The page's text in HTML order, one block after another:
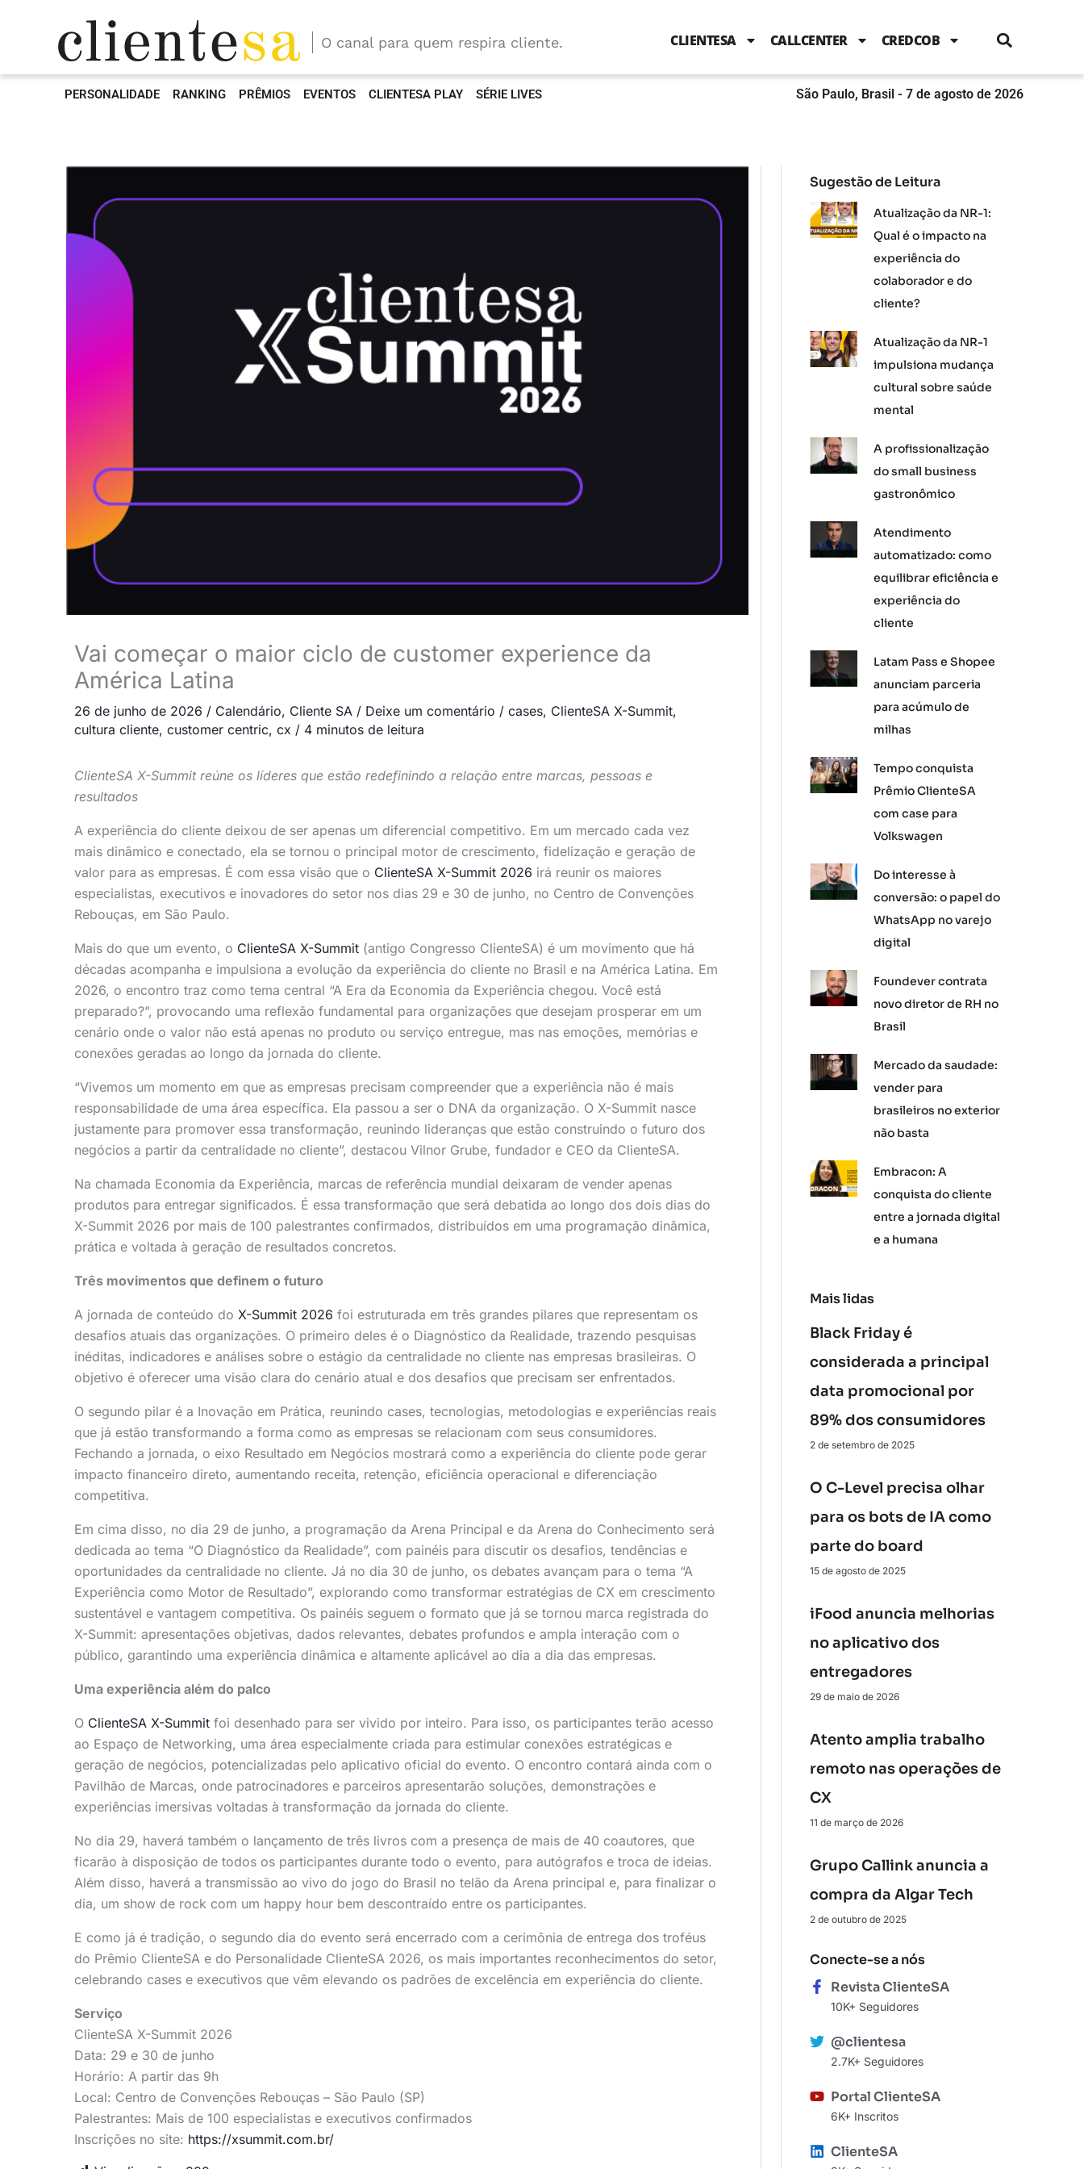
b
o
k
t
e
b
n
g
a
m
O canal para quem respira cliente. CLIENTESA CALLCENTER CREDCOB
PERSONALIDADE RANKING PRÊMIOS EVENTOS CLIENTESA PLAY SÉRIE LIVES São Paulo, Brasil - 7 de agosto de 2026
Vai começar o maior ciclo de customer experience da
América Latina
26 de junho de 2026 / Calendário, Cliente SA / Deixe um comentário / cases, ClienteSA X-Summit,
cultura cliente, customer centric, cx / 4 minutos de leitura
ClienteSA X-Summit reúne os líderes que estão redefinindo a relação entre marcas, pessoas e
resultados
A experiência do cliente deixou de ser apenas um diferencial competitivo. Em um mercado cada vez
mais dinâmico e conectado, ela se tornou o principal motor de crescimento, fidelização e geração de
valor para as empresas. É com essa visão que o ClienteSA X-Summit 2026 irá reunir os maiores
especialistas, executivos e inovadores do setor nos dias 29 e 30 de junho, no Centro de Convenções
Rebouças, em São Paulo.
Mais do que um evento, o ClienteSA X-Summit (antigo Congresso ClienteSA) é um movimento que há
décadas acompanha e impulsiona a evolução da experiência do cliente no Brasil e na América Latina. Em
2026, o encontro traz como tema central “A Era da Economia da Experiência chegou. Você está
preparado?”, provocando uma reflexão fundamental para organizações que desejam prosperar em um
cenário onde o valor não está apenas no produto ou serviço entregue, mas nas emoções, memórias e
conexões geradas ao longo da jornada do cliente.
“Vivemos um momento em que as empresas precisam compreender que a experiência não é mais
responsabilidade de uma área específica. Ela passou a ser o DNA da organização. O X-Summit nasce
justamente para promover essa transformação, reunindo lideranças que estão construindo o futuro dos
negócios a partir da centralidade no cliente”, destacou Vilnor Grube, fundador e CEO da ClienteSA.
Na chamada Economia da Experiência, marcas de referência mundial deixaram de vender apenas
produtos para entregar significados. É essa transformação que será debatida ao longo dos dois dias do
X-Summit 2026 por mais de 100 palestrantes confirmados, distribuídos em uma programação dinâmica,
prática e voltada à geração de resultados concretos.
Três movimentos que definem o futuro
A jornada de conteúdo do X-Summit 2026 foi estruturada em três grandes pilares que representam os
desafios atuais das organizações. O primeiro deles é o Diagnóstico da Realidade, trazendo pesquisas
inéditas, indicadores e análises sobre o estágio da centralidade no cliente nas empresas brasileiras. O
objetivo é oferecer uma visão clara do cenário atual e dos desafios que precisam ser enfrentados.
O segundo pilar é a Inovação em Prática, reunindo cases, tecnologias, metodologias e experiências reais
que já estão transformando a forma como as empresas se relacionam com seus consumidores.
Fechando a jornada, o eixo Resultado em Negócios mostrará como a experiência do cliente pode gerar
impacto financeiro direto, aumentando receita, retenção, eficiência operacional e diferenciação
competitiva.
Em cima disso, no dia 29 de junho, a programação da Arena Principal e da Arena do Conhecimento será
dedicada ao tema “O Diagnóstico da Realidade”, com painéis para discutir os desafios, tendências e
oportunidades da centralidade no cliente. Já no dia 30 de junho, os debates avançam para o tema “A
Experiência como Motor de Resultado”, explorando como transformar estratégias de CX em crescimento
sustentável e vantagem competitiva. Os painéis seguem o formato que já se tornou marca registrada do
X-Summit: apresentações objetivas, dados relevantes, debates profundos e ampla interação com o
público, garantindo uma experiência dinâmica e altamente aplicável ao dia a dia das empresas.
Uma experiência além do palco
O ClienteSA X-Summit foi desenhado para ser vivido por inteiro. Para isso, os participantes terão acesso
ao Espaço de Networking, uma área especialmente criada para estimular conexões estratégicas e
geração de negócios, potencializadas pelo aplicativo oficial do evento. O encontro contará ainda com o
Pavilhão de Marcas, onde patrocinadores e parceiros apresentarão soluções, demonstrações e
experiências imersivas voltadas à transformação da jornada do cliente.
No dia 29, haverá também o lançamento de três livros com a presença de mais de 40 coautores, que
ficarão à disposição de todos os participantes durante todo o evento, para autógrafos e troca de ideias.
Além disso, haverá a transmissão ao vivo do jogo do Brasil no telão da Arena principal e, para finalizar o
dia, um show de rock com um happy hour bem descontraído entre os participantes.
E como já é tradição, o segundo dia do evento será encerrado com a cerimônia de entrega dos troféus
do Prêmio ClienteSA e do Personalidade ClienteSA 2026, os mais importantes reconhecimentos do setor,
celebrando cases e executivos que vêm elevando os padrões de excelência em experiência do cliente.
Serviço
ClienteSA X-Summit 2026
Data: 29 e 30 de junho
Horário: A partir das 9h
Local: Centro de Convenções Rebouças – São Paulo (SP)
Palestrantes: Mais de 100 especialistas e executivos confirmados
Inscrições no site: https://xsummit.com.br/
Sugestão de Leitura
Atualização da NR-1:
Qual é o impacto na
experiência do
colaborador e do
cliente?
Atualização da NR-1
impulsiona mudança
cultural sobre saúde
mental
A profissionalização
do small business
gastronômico
Atendimento
automatizado: como
equilibrar eficiência e
experiência do
cliente
Latam Pass e Shopee
anunciam parceria
para acúmulo de
milhas
Tempo conquista
Prêmio ClienteSA
com case para
Volkswagen
Do interesse à
conversão: o papel do
WhatsApp no varejo
digital
Foundever contrata
novo diretor de RH no
Brasil
Mercado da saudade:
vender para
brasileiros no exterior
não basta
Embracon: A
conquista do cliente
entre a jornada digital
e a humana
Mais lidas
Black Friday é
considerada a principal
data promocional por
89% dos consumidores
2 de setembro de 2025
O C-Level precisa olhar
para os bots de IA como
parte do board
15 de agosto de 2025
iFood anuncia melhorias
no aplicativo dos
entregadores
29 de maio de 2026
Atento amplia trabalho
remoto nas operações de
CX
11 de março de 2026
Grupo Callink anuncia a
compra da Algar Tech
2 de outubro de 2025
Conecte-se a nós
Revista ClienteSA
10K+ Seguidores
@clientesa
2.7K+ Seguidores
Portal ClienteSA
6K+ Inscritos
ClienteSA